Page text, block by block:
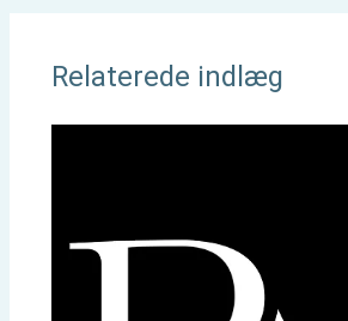
Relaterede indlæg